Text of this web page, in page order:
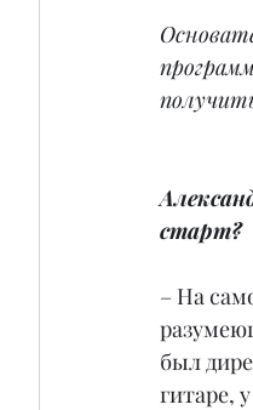
старт?
– На
был
гитаре,